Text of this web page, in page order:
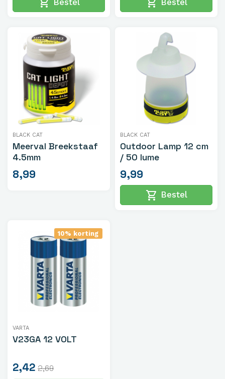
BLACK CAT
Meerval Breekstaaf
4.5mm
8,99
BLACK CAT
Outdoor Lamp 12 cm
/ 50 lume
9,99
shopping_cart Bestel
10% korting
VARTA
V23GA 12 VOLT
2,42 2,69